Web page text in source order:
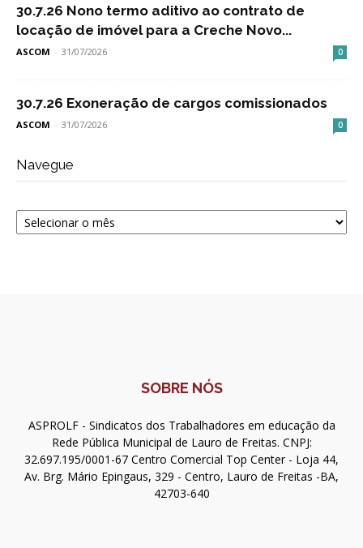
30.7.26 Nono termo aditivo ao contrato de
locação de imóvel para a Creche Novo...
ASCOM - 31/07/2026 0
30.7.26 Exoneração de cargos comissionados
ASCOM - 31/07/2026 0
Navegue
Navegue
SOBRE NÓS
ASPROLF - Sindicatos dos Trabalhadores em educação da
Rede Pública Municipal de Lauro de Freitas. CNPJ:
32.697.195/0001-67 Centro Comercial Top Center - Loja 44,
Av. Brg. Mário Epingaus, 329 - Centro, Lauro de Freitas -BA,
42703-640